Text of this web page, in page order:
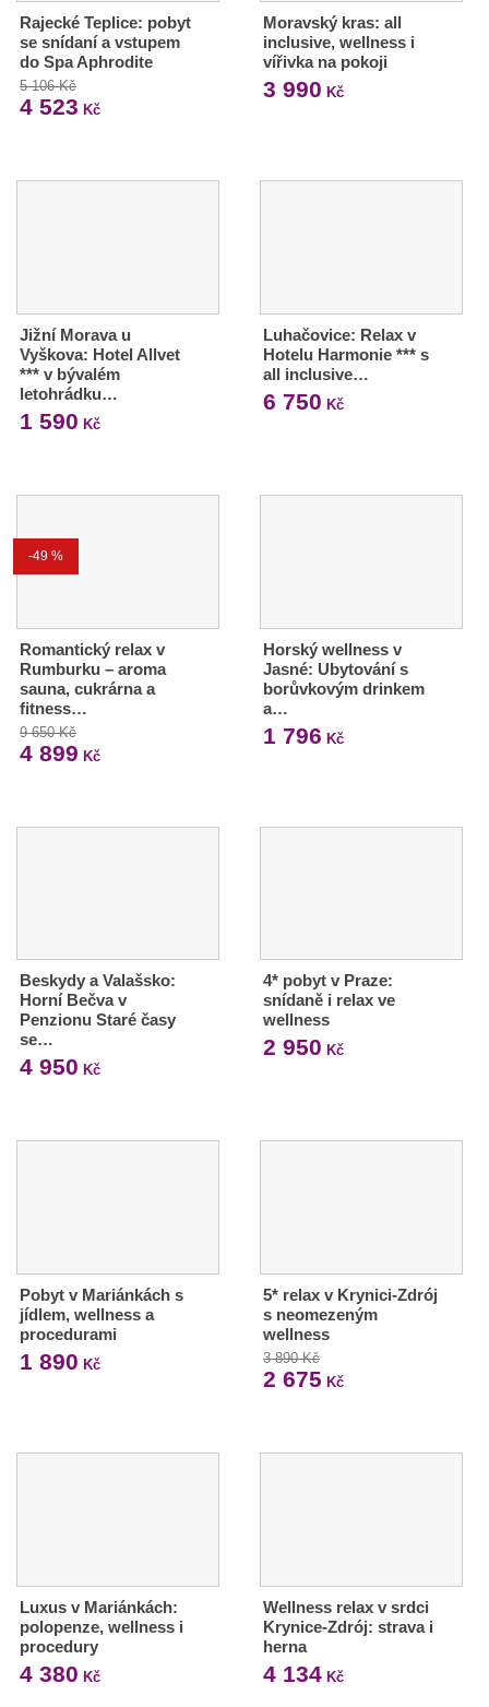
Rajecké Teplice: pobyt
se snídaní a vstupem
do Spa Aphrodite
5 106 Kč
4 523 Kč
Moravský kras: all
inclusive, wellness i
vířivka na pokoji
3 990 Kč
Jižní Morava u
Vyškova: Hotel Allvet
*** v bývalém
letohrádku…
1 590 Kč
Luhačovice: Relax v
Hotelu Harmonie *** s
all inclusive…
6 750 Kč
-49 %
Romantický relax v
Rumburku – aroma
sauna, cukrárna a
fitness…
9 650 Kč
4 899 Kč
Horský wellness v
Jasné: Ubytování s
borůvkovým drinkem
a…
1 796 Kč
Beskydy a Valašsko:
Horní Bečva v
Penzionu Staré časy
se…
4 950 Kč
4* pobyt v Praze:
snídaně i relax ve
wellness
2 950 Kč
Pobyt v Mariánkách s
jídlem, wellness a
procedurami
1 890 Kč
5* relax v Krynici-Zdrój
s neomezeným
wellness
3 890 Kč
2 675 Kč
Luxus v Mariánkách:
polopenze, wellness i
procedury
4 380 Kč
Wellness relax v srdci
Krynice-Zdrój: strava i
herna
4 134Kč